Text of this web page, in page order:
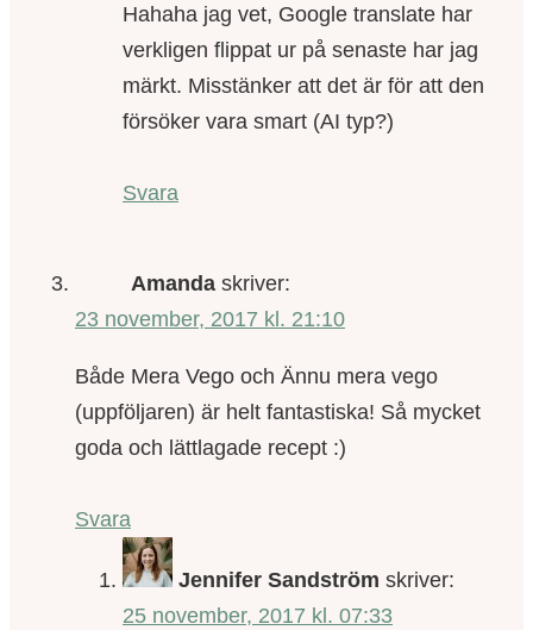
Hahaha jag vet, Google translate har
verkligen flippat ur på senaste har jag
märkt. Misstänker att det är för att den
försöker vara smart (AI typ?)
Svara
Amanda skriver:
23 november, 2017 kl. 21:10
Både Mera Vego och Ännu mera vego
(uppföljaren) är helt fantastiska! Så mycket
goda och lättlagade recept :)
Svara
Jennifer Sandström skriver:
25 november, 2017 kl. 07:33